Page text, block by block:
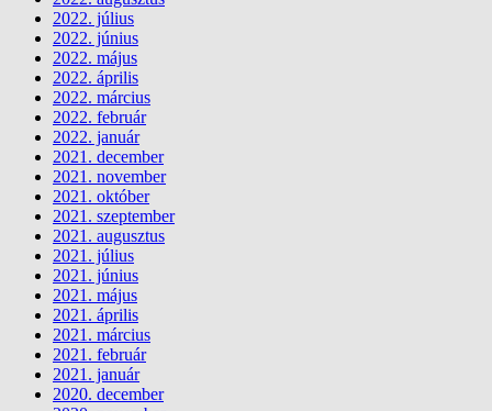
2022. július
2022. június
2022. május
2022. április
2022. március
2022. február
2022. január
2021. december
2021. november
2021. október
2021. szeptember
2021. augusztus
2021. július
2021. június
2021. május
2021. április
2021. március
2021. február
2021. január
2020. december